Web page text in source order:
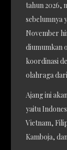
tahun 2026,
sebelumnya
November
diumumkan
koordinasi
olahraga
Ajang ini
yaitu
Vietnam,
Kamboja,